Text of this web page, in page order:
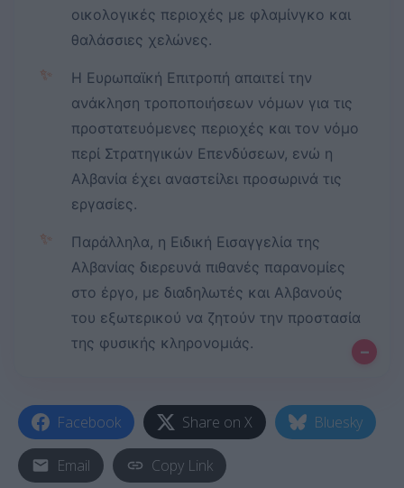
οικολογικές περιοχές με φλαμίνγκο και
θαλάσσιες χελώνες.
✨
Η Ευρωπαϊκή Επιτροπή απαιτεί την
ανάκληση τροποποιήσεων νόμων για τις
προστατευόμενες περιοχές και τον νόμο
περί Στρατηγικών Επενδύσεων, ενώ η
Αλβανία έχει αναστείλει προσωρινά τις
εργασίες.
✨
Παράλληλα, η Ειδική Εισαγγελία της
Αλβανίας διερευνά πιθανές παρανομίες
στο έργο, με διαδηλωτές και Αλβανούς
του εξωτερικού να ζητούν την προστασία
της φυσικής κληρονομιάς.
–
Facebook Share on X Bluesky
Email Copy Link